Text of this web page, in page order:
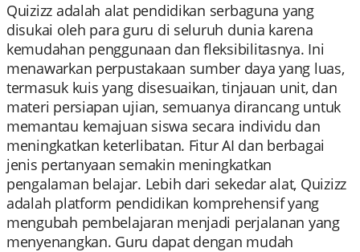
Quizizz adalah alat pendidikan serbaguna yang
disukai oleh para guru di seluruh dunia karena
kemudahan penggunaan dan fleksibilitasnya. Ini
menawarkan perpustakaan sumber daya yang luas,
termasuk kuis yang disesuaikan, tinjauan unit, dan
materi persiapan ujian, semuanya dirancang untuk
memantau kemajuan siswa secara individu dan
meningkatkan keterlibatan. Fitur AI dan berbagai
jenis pertanyaan semakin meningkatkan
pengalaman belajar. Lebih dari sekedar alat, Quizizz
adalah platform pendidikan komprehensif yang
mengubah pembelajaran menjadi perjalanan yang
menyenangkan. Guru dapat dengan mudah